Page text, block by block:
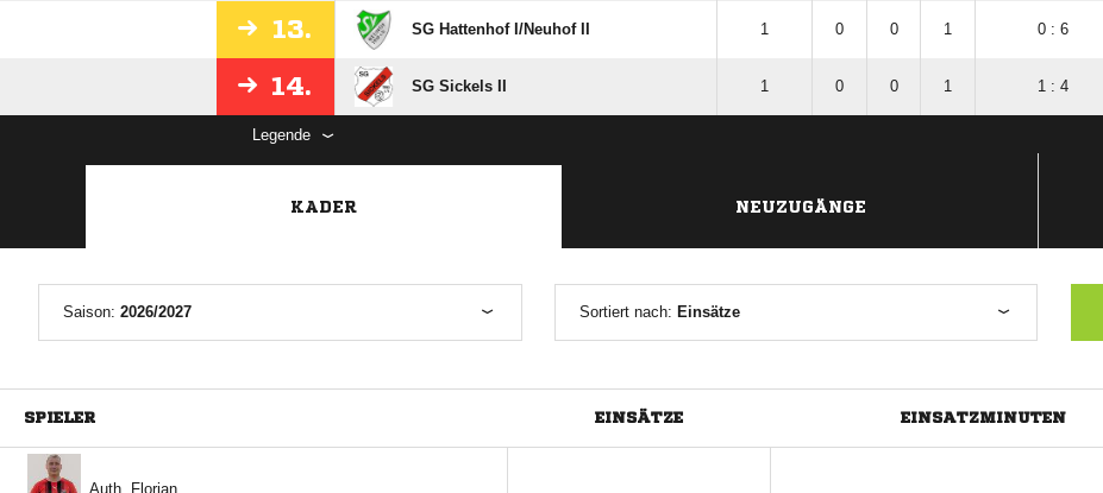
13. SG Hattenhof I/​Neuhof II 1 0 0 1 0 : 6
14. SG Sickels II 1 0 0 1 1 : 4
Legende
KADER NEUZUGÄNGE
Saison: 2026/2027 Sortiert nach: Einsätze
SPIELER EINSÄTZE EINSATZMINUTEN
 